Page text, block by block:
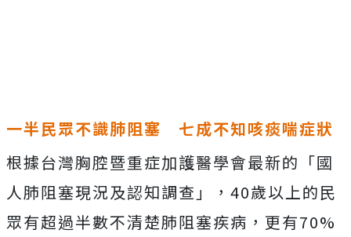
一半民眾不識肺阻塞 七成不知咳痰喘症狀
根據台灣胸腔暨重症加護醫學會最新的「國
人肺阻塞現況及認知調查」，40歲以上的民
眾有超過半數不清楚肺阻塞疾病，更有70%